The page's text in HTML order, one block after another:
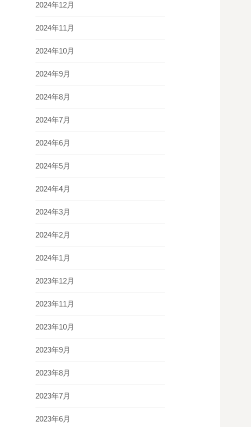
2024年12月
2024年11月
2024年10月
2024年9月
2024年8月
2024年7月
2024年6月
2024年5月
2024年4月
2024年3月
2024年2月
2024年1月
2023年12月
2023年11月
2023年10月
2023年9月
2023年8月
2023年7月
2023年6月